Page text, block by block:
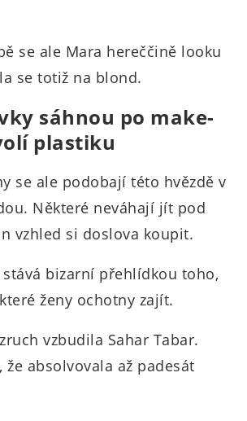
se ale Mara hereččině looku
se totiž na blond.
sáhnou po make-
plastiku
se ale podobají této hvězdě v
Některé neváhají jít pod
vzhled si doslova koupit.
bizarní přehlídkou toho,
ženy ochotny zajít.
vzbudila Sahar Tabar.
že absolvovala až padesát